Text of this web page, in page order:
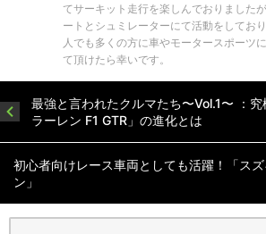
てサーキット走行を楽しんでおりました
ートとシュミレーターにて活動をしてお
人でも多くの方に車やモータースポーツ
て頂けたら幸いです。
最強と言われたクルマたち〜Vol.1〜 ：
ラーレン F1 GTR」の進化とは
初心者向けレース車両としても活躍！「ス
ン」